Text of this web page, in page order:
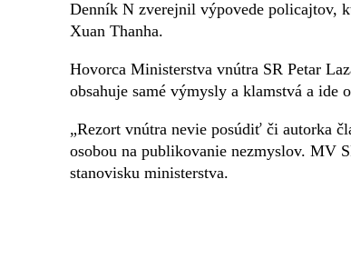
Denník N zverejnil výpovede policajtov,
Xuan Thanha.
Hovorca Ministerstva vnútra SR Petar
obsahuje samé výmysly a klamstvá a ide
„Rezort vnútra nevie posúdiť či autorka
osobou na publikovanie nezmyslov. MV
stanovisku ministerstva.